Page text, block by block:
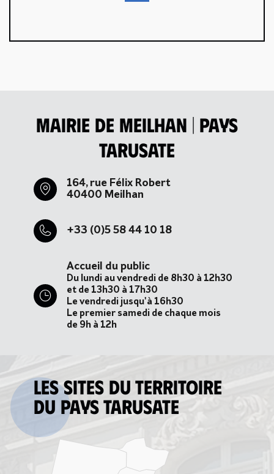
Mairie de Meilhan | Pays
tarusate
164, rue Félix Robert
40400 Meilhan
+33 (0)5 58 44 10 18
Accueil du public
Du lundi au vendredi de 8h30 à 12h30
et de 13h30 à 17h30
Le vendredi jusqu'à 16h30
Le premier samedi de chaque mois
de 9h à 12h
Les sites du territoire
du Pays tarusate